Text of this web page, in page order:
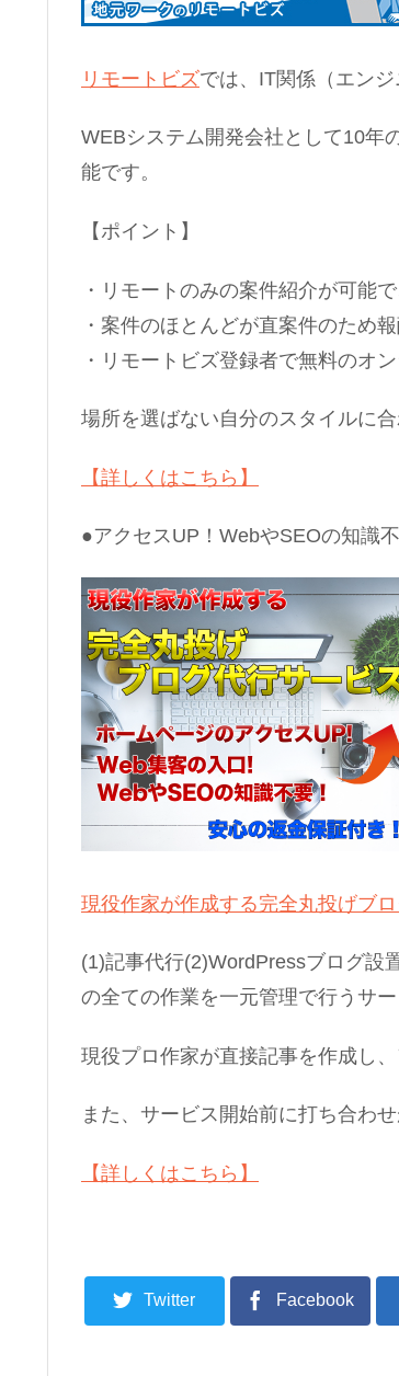
リモートビズでは、IT関係（エン
WEBシステム開発会社として10年
能です。
【ポイント】
・リモートのみの案件紹介が可能
・案件のほとんどが直案件のため
・リモートビズ登録者で無料のオ
場所を選ばない自分のスタイルに
【詳しくはこちら】
●アクセスUP！WebやSEOの知識
現役作家が作成する完全丸投げブ
(1)記事代行(2)WordPressブログ設
の全ての作業を一元管理で行うサー
現役プロ作家が直接記事を作成し
また、サービス開始前に打ち合わ
【詳しくはこちら】
Twitter Facebook